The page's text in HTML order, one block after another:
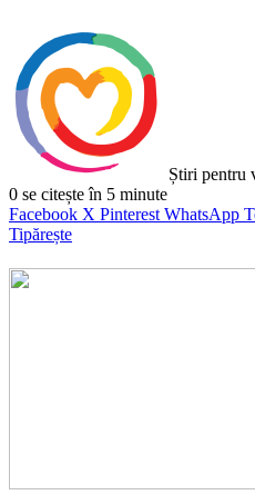
Știri pentru
0 se citește în 5 minute
Facebook X Pinterest WhatsApp
Tipărește